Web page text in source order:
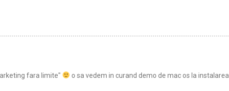
fara limite"
o sa vedem in curand demo de mac os la instalarea